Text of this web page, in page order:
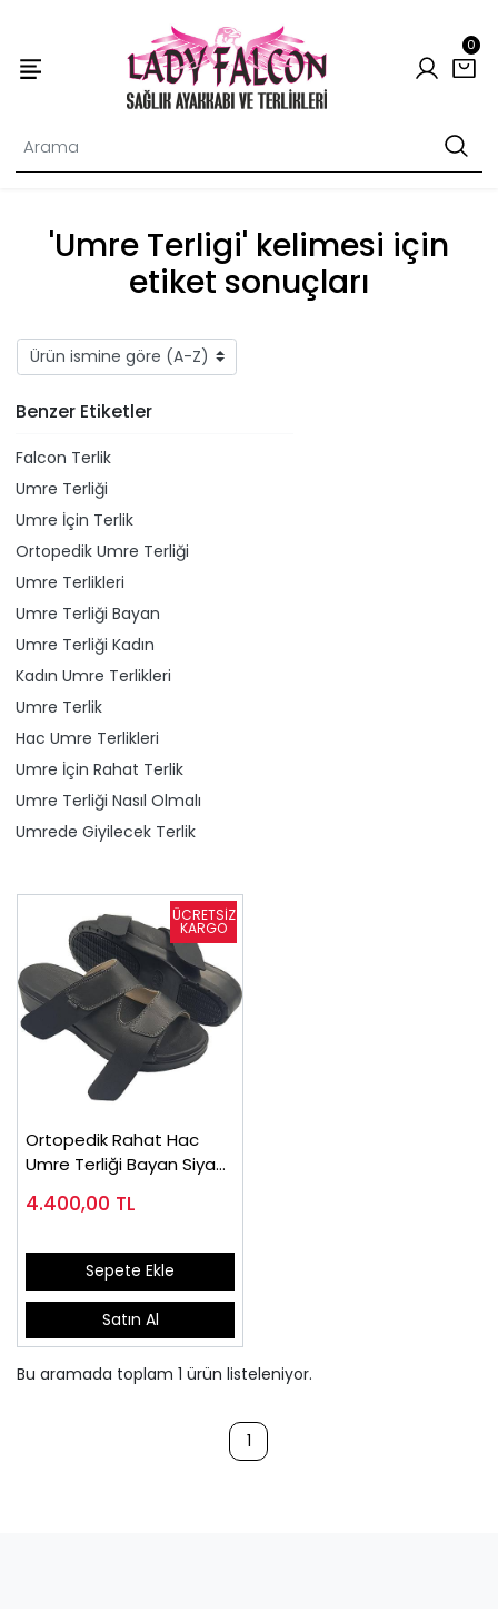
0
'Umre Terligi' kelimesi için
etiket sonuçları
Benzer Etiketler
Falcon Terlik
Umre Terliği
Umre İçin Terlik
Ortopedik Umre Terliği
Umre Terlikleri
Umre Terliği Bayan
Umre Terliği Kadın
Kadın Umre Terlikleri
Umre Terlik
Hac Umre Terlikleri
Umre İçin Rahat Terlik
Umre Terliği Nasıl Olmalı
Umrede Giyilecek Terlik
Ortopedik Rahat Hac
Umre Terliği Bayan Siyah
4.400,00 TL
Sepete Ekle
Satın Al
Bu aramada toplam 1 ürün listeleniyor.
1